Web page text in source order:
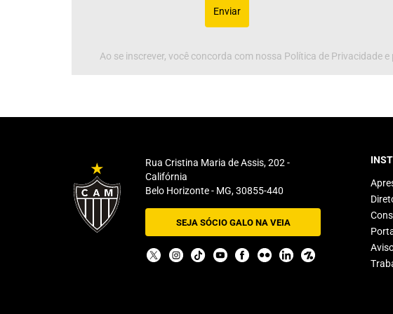
Enviar
Ao se inscrever, você concorda com nossa Política de Privacidade
Rua Cristina Maria de Assis, 202 -
Califórnia
Belo Horizonte - MG, 30855-440
SEJA SÓCIO GALO NA VEIA